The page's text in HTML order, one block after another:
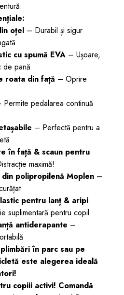
oțel – Durabil și sigur
cu spumă EVA – Ușoare,
de pană
roata din față – Oprire
Permite pedalarea continuă
– Perfectă pentru a
în față & scaun pentru
maximă!
din polipropilenă Moplen –
pentru lanț & aripi
suplimentară pentru copil
antiderapante –
în parc sau pe
este alegerea ideală
copiii activi! Comandă